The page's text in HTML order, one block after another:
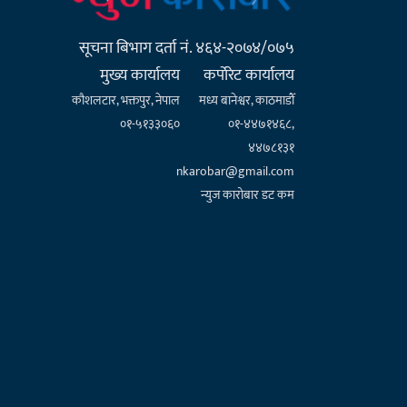
सूचना बिभाग दर्ता नं. ४६४-२०७४/०७५
मुख्य कार्यालय
कौशलटार, भक्तपुर, नेपाल
०१-५१३३०६०
कर्पाेरेट कार्यालय
मध्य बानेश्वर, काठमाडौँ
०१-४४७१४६८,
४४७८१३१
nkarobar@gmail.com
न्युज कारोबार डट कम